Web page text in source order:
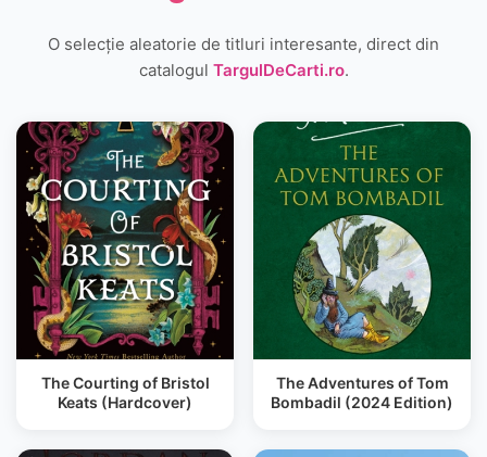
O selecție aleatorie de titluri interesante, direct din
catalogul TargulDeCarti.ro.
The Courting of Bristol
Keats (Hardcover)
The Adventures of Tom
Bombadil (2024 Edition)